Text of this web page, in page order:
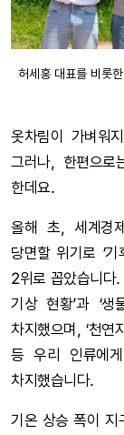
허세홍 대표를 비롯
옷차림이 가벼워
그러나, 한편으로
한데요.
올해 초, 세계경
당면할 위기로 ‘
2위로 꼽았습니다
기상 현황’과 ‘
차지했으며, ‘천연
등 우리 인류에
차지했습니다.
기온 상승 폭이 지